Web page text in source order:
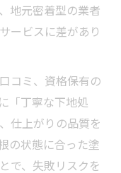
地元密着型の業者
ービスに差があり
コミ、資格保有の
「丁寧な下地処
仕上がりの品質を
の状態に合った塗
で、失敗リスクを